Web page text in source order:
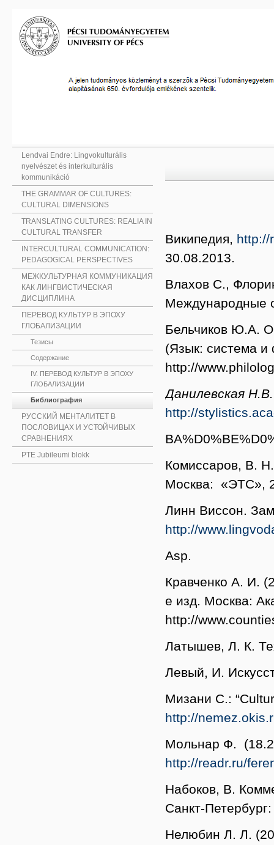
Lendvai Endre: Lingvokulturális
nyelvészet és interkulturális
kommunikáció
THE GRAMMAR OF CULTURES:
CULTURAL DIMENSIONS
TRANSLATING CULTURES: REALIA IN
CULTURAL TRANSFER
INTERCULTURAL COMMUNICATION:
PEDAGOGICAL PERSPECTIVES
МЕЖКУЛЬТУРНАЯ КОММУНИКАЦИЯ
КАК ЛИНГВИСТИЧЕСКАЯ
ДИСЦИПЛИНА
ПЕРЕВОД КУЛЬТУР В ЭПОХУ
ГЛОБАЛИЗАЦИИ
Тезисы
Содержание
IV. ПЕРЕВОД КУЛЬТУР В ЭПОХУ
ГЛОБАЛИЗАЦИИ
Библиография
РУССКИЙ МЕНТАЛИТЕТ В
ПОСЛОВИЦАХ И УСТОЙЧИВЫХ
СРАВНЕНИЯХ
PTE Jubileumi blokk
Википедия, http://
30.08.2013.
Влахов С.,
Международные
Бельчиков Ю.А. О
(Язык: система
http://
Данилевская Н.В.
http://
Комиссаров, В.
Москва: «ЭТС»,
Линн Виссон.
http://
Asp.
Кравченко А. И.
е изд. Москва:
http://
Латышев, Л. К.
Левый, И.
Мизани С.:
http://
Мольнар Ф.
http://readr.ru/
Набоков, В.
Санкт-
Нелюбин Л. Л.